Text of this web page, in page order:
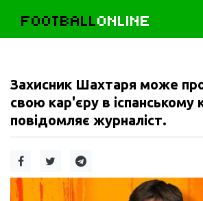
FOOTBALLONLINE
Захисник Шахтаря може
свою кар'єру в іспанському
повідомляє журналіст.